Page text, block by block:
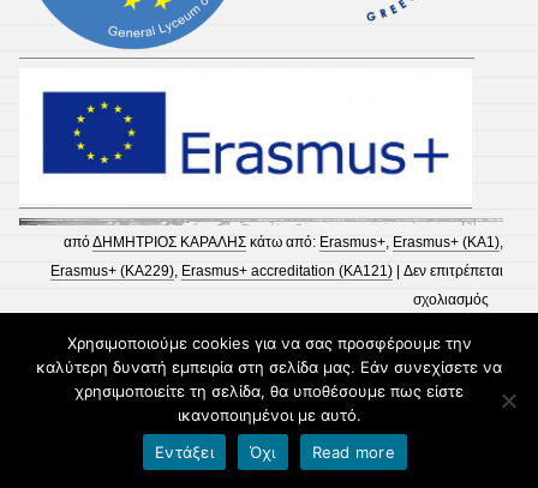
απόΔΗΜΗΤΡΙΟΣ ΚΑΡΑΛΗΣ κάτω από: Erasmus+, Erasmus+ (KA1),
Erasmus+ (KA229), Erasmus+ accreditation (KA121) |Δεν επιτρέπεται
σχολιασμός
ΗΛΕΚΤΡΟΝΙΚΕΣ ΑΙΤΗΣΕΙΣ ΕΓΓΡΑΦΗΣ,
ΑΝΑΝΕΩΣΗΣ ΕΓΓΡΑΦΗΣ & ΜΕΤΕΓΓΡΑΦΗΣ
ΣΕ ΓΕ.Λ. – ΕΠΑ.Λ.
Χρησιμοποιούμε cookies για να σας προσφέρουμε την
καλύτερη δυνατή εμπειρία στη σελίδα μας. Εάν συνεχίσετε να
χρησιμοποιείτε τη σελίδα, θα υποθέσουμε πως είστε
ικανοποιημένοι με αυτό.
Εντάξει
Όχι Read more